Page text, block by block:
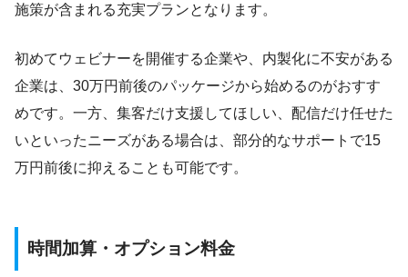
施策が含まれる充実プランとなります。
初めてウェビナーを開催する企業や、内製化に不安がある
企業は、30万円前後のパッケージから始めるのがおすす
めです。一方、集客だけ支援してほしい、配信だけ任せた
いといったニーズがある場合は、部分的なサポートで15
万円前後に抑えることも可能です。
時間加算・オプション料金